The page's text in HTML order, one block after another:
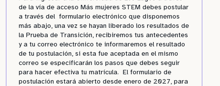
de la vía de acceso Más mujeres STEM debes postular
a través del formulario electrónico que disponemos
más abajo, una vez se hayan liberado los resultados de
la Prueba de Transición, recibiremos tus antecedentes
y a tu correo electrónico te informaremos el resultado
de tu postulación, si esta fue aceptada en el mismo
correo se especificarán los pasos que debes seguir
para hacer efectiva tu matrícula. El formulario de
postulación estará abierto desde enero de 2027, para